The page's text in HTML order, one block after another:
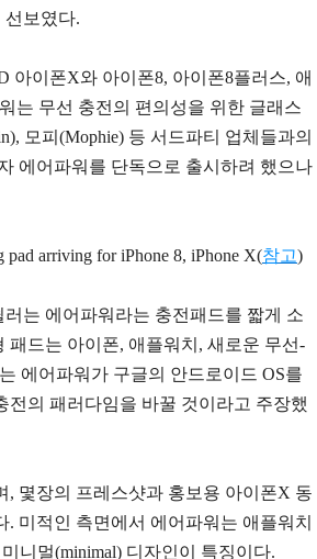
선보였다.
아이폰X와 아이폰8, 아이폰8플러스, 애
는 무선 충전의 편의성을 위한 글래스
모피(Mophie) 등 서드파티 업체들과의
에어파워를 단독으로 출시하려 했으나
arriving for iPhone 8, iPhone X(참고)
는 에어파워라는 충전패드를 짧게 소
패드는 아이폰, 애플워치, 새로운 무선-
에어파워가 구글의 안드로이드 OS를
의 패러다임을 바꿀 것이라고 주장했
몇장의 프레스샷과 홍보용 아이폰X 동
미적인 측면에서 에어파워는 애플워치
니멀(minimal) 디자인이 특징이다.